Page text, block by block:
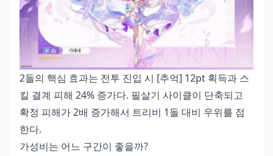
2돌의 핵심 효과는 전투 진입 시 [추억] 12pt 획득과 스
킬 결계 피해 24% 증가다. 필살기 사이클이 단축되고
확정 피해가 2배 증가해서 트리비 1돌 대비 우위를 점
한다.
가성비는 어느 구간이 좋을까?